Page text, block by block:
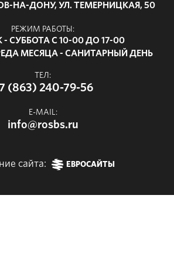
НА-ДОНУ, УЛ. ТЕМЕРНИЦКАЯ, 50
РЕЖИМ РАБОТЫ:
- СУББОТА С 10-00 ДО 17-00
МЕСЯЦА - САНИТАРНЫЙ ДЕНЬ
ТЕЛ:
(863) 240-79-56
E-MAIL:
info@rosbs.ru
сайта: ЕВРОСАЙТЫ